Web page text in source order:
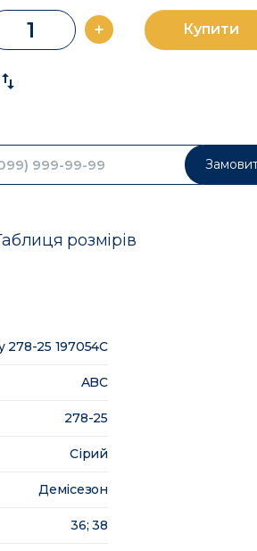
+ Купити
import_export
розмірів
278-25 197054C
ABC
278-25
Сірий
Демісезон
36; 38